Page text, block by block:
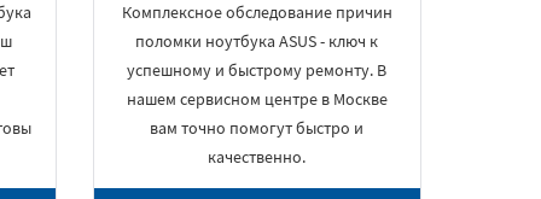
Комплексное обследование причин
поломки ноутбука ASUS - ключ к
успешному и быстрому ремонту. В
нашем сервисном центре в Москве
вам точно помогут быстро и
качественно.